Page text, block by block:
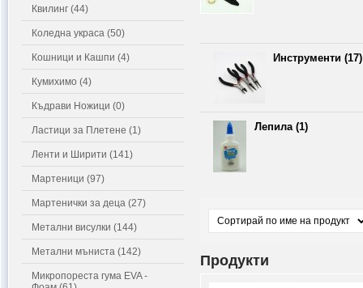
Квилинг (44)
Коледна украса (50)
Кошници и Кашпи (4)
Кумихимо (4)
Къдрави Ножици (0)
Ластици за Плетене (1)
Ленти и Ширити (141)
Мартеници (97)
Мартенички за деца (27)
Метални висулки (144)
Метални мъниста (142)
Микропореста гума EVA -
Инструменти (17)
Лепила (1)
Продукти